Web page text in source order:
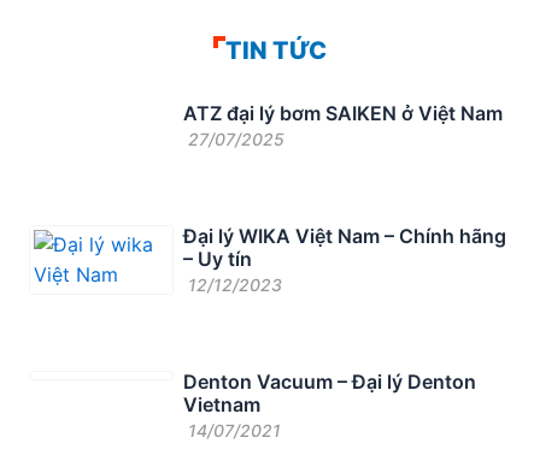
TIN TỨC
ATZ đại lý bơm SAIKEN ở Việt Nam
27/07/2025
Đại lý WIKA Việt Nam – Chính hãng
– Uy tín
12/12/2023
Denton Vacuum – Đại lý Denton
Vietnam
14/07/2021